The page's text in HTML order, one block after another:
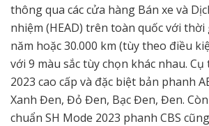
thông qua các cửa hàng Bán xe và
nhiệm (HEAD) trên toàn quốc với
năm hoặc 30.000 km (tùy theo điều
với 9 màu sắc tùy chọn khác nhau. Cụ
2023 cao cấp và đặc biệt bản phanh
Xanh Đen, Đỏ Đen, Bạc Đen, Đen.
chuẩn SH Mode 2023 phanh CBS